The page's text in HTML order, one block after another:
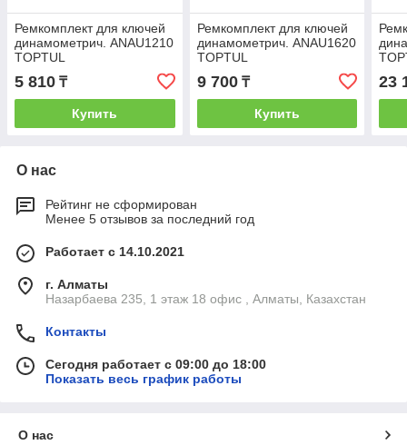
Ремкомплект для ключей
динамометрич. ANAU1210
TOPTUL
5 810 ₸
Купить
Ремкомплект для ключей
динамометрич. ANAU1620
TOPTUL
9 700₸
Купить
23
О нас
Рейтинг не сформирован
Менее 5 отзывов за последний год
Работает с 14.10.2021
г. Алматы
Назарбаева 235, 1 этаж 18 офис , Алматы, Казахстан
Контакты
Сегодня работает с 09:00 до 18:00
Показать весь график работы
О нас